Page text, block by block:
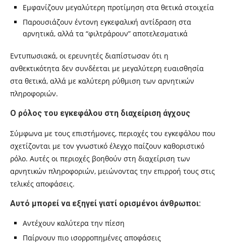
Εμφανίζουν μεγαλύτερη προτίμηση στα θετικά στοιχεία
Παρουσιάζουν έντονη εγκεφαλική αντίδραση στα
αρνητικά, αλλά τα “φιλτράρουν” αποτελεσματικά
Εντυπωσιακά, οι ερευνητές διαπίστωσαν ότι η
ανθεκτικότητα δεν συνδέεται με μεγαλύτερη ευαισθησία
στα θετικά, αλλά με καλύτερη ρύθμιση των αρνητικών
πληροφοριών.
Ο ρόλος του εγκεφάλου στη διαχείριση άγχους
Σύμφωνα με τους επιστήμονες, περιοχές του εγκεφάλου που
σχετίζονται με τον γνωστικό έλεγχο παίζουν καθοριστικό
ρόλο. Αυτές οι περιοχές βοηθούν στη διαχείριση των
αρνητικών πληροφοριών, μειώνοντας την επιρροή τους στις
τελικές αποφάσεις.
Αυτό μπορεί να εξηγεί γιατί ορισμένοι άνθρωποι:
Αντέχουν καλύτερα την πίεση
Παίρνουν πιο ισορροπημένες αποφάσεις